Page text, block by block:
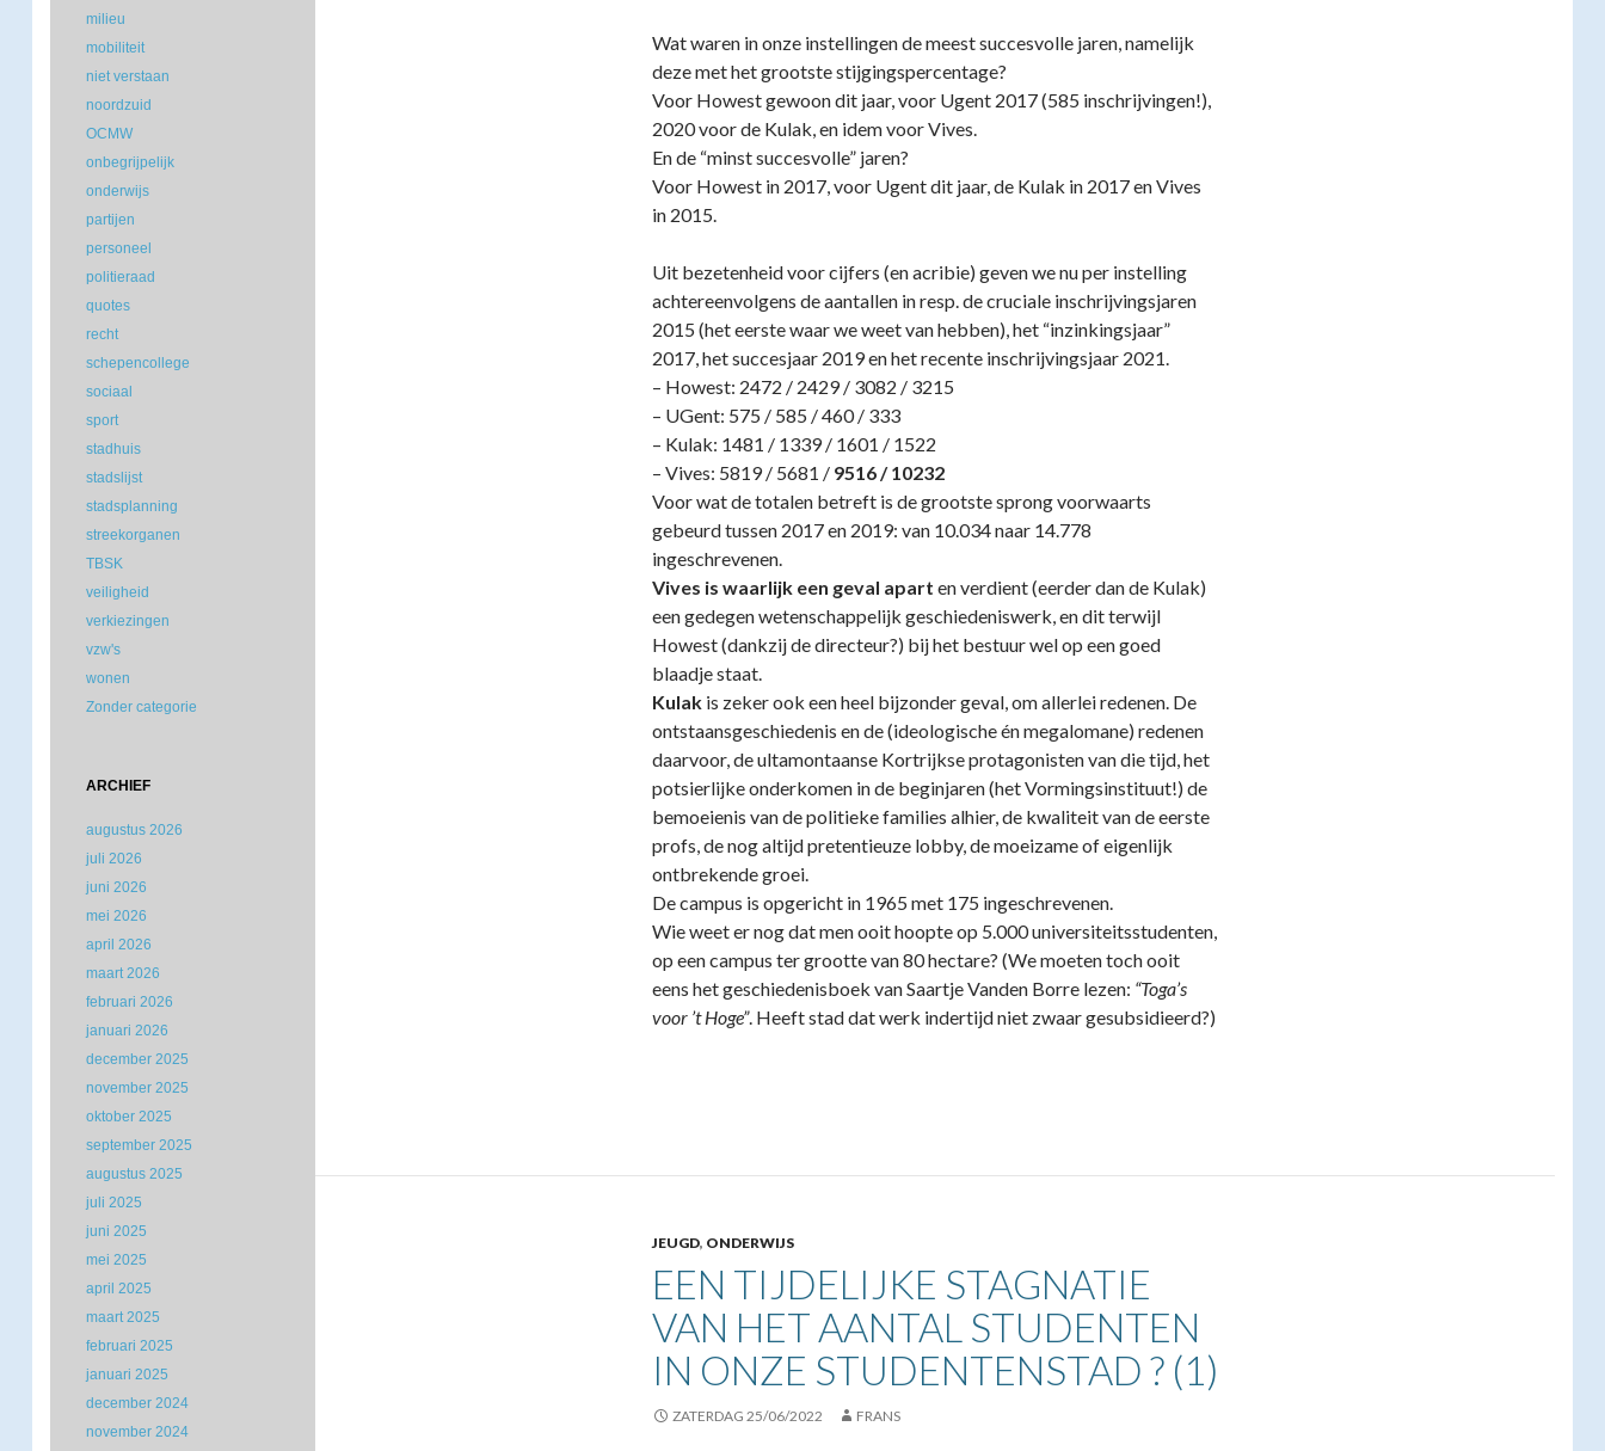
Wat waren in onze instellingen de meest succesvolle jaren, namelijk
deze met het grootste stijgingspercentage?
Voor Howest gewoon dit jaar, voor Ugent 2017 (585 inschrijvingen!),
2020 voor de Kulak, en idem voor Vives.
En de “minst succesvolle” jaren?
Voor Howest in 2017, voor Ugent dit jaar, de Kulak in 2017 en Vives
in 2015.
Uit bezetenheid voor cijfers (en acribie) geven we nu per instelling
achtereenvolgens de aantallen in resp. de cruciale inschrijvingsjaren
2015 (het eerste waar we weet van hebben), het “inzinkingsjaar”
2017, het succesjaar 2019 en het recente inschrijvingsjaar 2021.
– Howest: 2472 / 2429 / 3082 / 3215
– UGent: 575 / 585 / 460 / 333
– Kulak: 1481 / 1339 / 1601 / 1522
– Vives: 5819 / 5681 / 9516 / 10232
Voor wat de totalen betreft is de grootste sprong voorwaarts
gebeurd tussen 2017 en 2019: van 10.034 naar 14.778
ingeschrevenen.
Vives is waarlijk een geval apart en verdient (eerder dan de Kulak)
een gedegen wetenschappelijk geschiedeniswerk, en dit terwijl
Howest (dankzij de directeur?) bij het bestuur wel op een goed
blaadje staat.
Kulak is zeker ook een heel bijzonder geval, om allerlei redenen. De
ontstaansgeschiedenis en de (ideologische én megalomane) redenen
daarvoor, de ultamontaanse Kortrijkse protagonisten van die tijd, het
potsierlijke onderkomen in de beginjaren (het Vormingsinstituut!) de
bemoeienis van de politieke families alhier, de kwaliteit van de eerste
profs, de nog altijd pretentieuze lobby, de moeizame of eigenlijk
ontbrekende groei.
De campus is opgericht in 1965 met 175 ingeschrevenen.
Wie weet er nog dat men ooit hoopte op 5.000 universiteitsstudenten,
op een campus ter grootte van 80 hectare? (We moeten toch ooit
eens het geschiedenisboek van Saartje Vanden Borre lezen: “Toga’s
voor ’t Hoge”. Heeft stad dat werk indertijd niet zwaar gesubsidieerd?)
JEUGD, ONDERWIJS
EEN TIJDELIJKE STAGNATIE
VAN HET AANTAL STUDENTEN
IN ONZE STUDENTENSTAD ? (1)
ZATERDAG 25/06/2022 FRANS
milieu
mobiliteit
niet verstaan
noordzuid
OCMW
onbegrijpelijk
onderwijs
partijen
personeel
politieraad
quotes
recht
schepencollege
sociaal
sport
stadhuis
stadslijst
stadsplanning
streekorganen
TBSK
veiligheid
verkiezingen
vzw's
wonen
Zonder categorie
ARCHIEF
augustus 2026
juli 2026
juni 2026
mei 2026
april 2026
maart 2026
februari 2026
januari 2026
december 2025
november 2025
oktober 2025
september 2025
augustus 2025
juli 2025
juni 2025
mei 2025
april 2025
maart 2025
februari 2025
januari 2025
december 2024
november 2024